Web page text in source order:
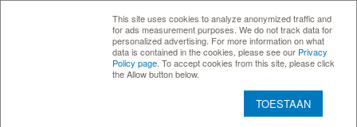
This site uses cookies to analyze anonymized traffic and
for ads measurement purposes. We do not track data for
personalized advertising. For more information on what
data is contained in the cookies, please see our Privacy
Policy page . To accept cookies from this site, please click
the Allow button below.
TOESTAAN